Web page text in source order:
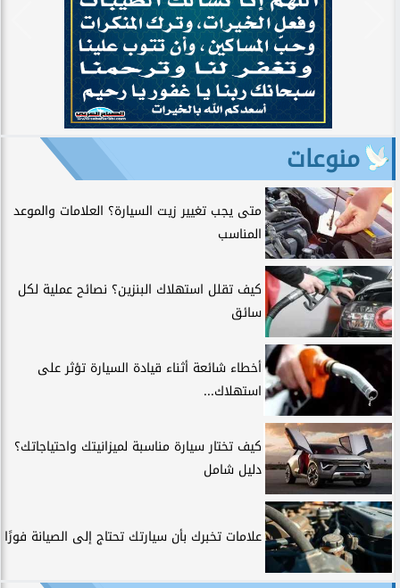
منوعات
متى يجب تغيير زيت السيارة؟ العلامات والموعد
المناسب
كيف تقلل استهلاك البنزين؟ نصائح عملية لكل
سائق
أخطاء شائعة أثناء قيادة السيارة تؤثر على
استهلاك...
كيف تختار سيارة مناسبة لميزانيتك واحتياجاتك؟
دليل شامل
علامات تخبرك بأن سيارتك تحتاج إلى الصيانة فورًا